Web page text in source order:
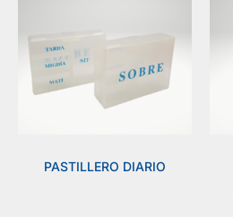
PASTILLERO DIARIO